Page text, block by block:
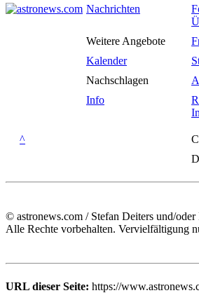
Nachrichten
Weitere Angebote
Kalender
Nachschlagen
Info
^
© astronews.com / Stefan Deiters und/
Alle Rechte vorbehalten. Vervielfältigung
URL dieser Seite: https://